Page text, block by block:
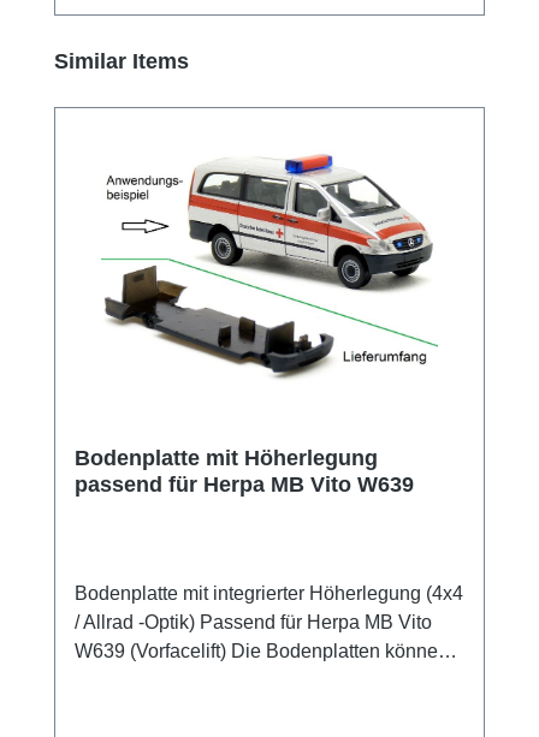
Produktgalerie überspringen
Similar Items
Bodenplatte mit Höherlegung
passend für Herpa MB Vito W639
Bodenplatte mit integrierter Höherlegung (4x4
/ Allrad -Optik) Passend für Herpa MB Vito
W639 (Vorfacelift) Die Bodenplatten können